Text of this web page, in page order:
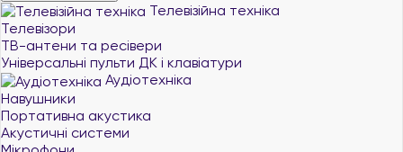
Телевізійна техніка
Телевізори
ТВ-антени та ресівери
Універсальні пульти ДК і клавіатури
Аудіотехніка
Навушники
Портативна акустика
Акустичні системи